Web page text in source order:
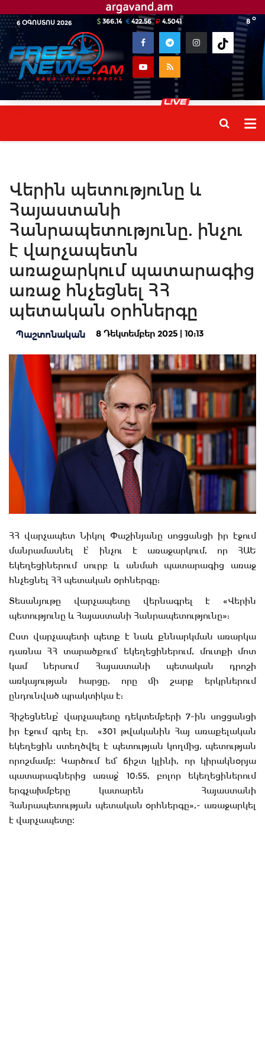
6 ՕԳՈՍՏՈՍ 2026 8 o
366.14 422.56 4.5041
Վերին պետությունը և
Հայաստանի
Հանրապետությունը. ինչու
է վարչապետն
առաջարկում պատարագից
առաջ հնչեցնել ՀՀ
պետական օրհներգը
Պաշտոնական 8 Դեկտեմբեր 2025 | 10:13
ՀՀ վարչապետ Նիկոլ Փաշինյանը սոցցանցի իր էջում
մանրամասնել է՝ ինչու է առաջարկում, որ ՀԱԵ
եկեղեցիներում սուրբ և անմահ պատարագից առաջ
հնչեցնել ՀՀ պետական օրհներգը:
Տեսանյութը վարչապետը վերնագրել է «Վերին
պետությունը և Հայաստանի Հանրապետությունը»:
Ըստ վարչապետի պետք է նաև քննարկման առարկա
դառնա ՀՀ տարածքում՝ եկեղեցիներում, մուտքի մոտ
կամ ներսում Հայաստանի պետական դրոշի
առկայության հարցը, որը մի շարք երկրներում
ընդունված պրակտիկա է:
Հիշեցնենք՝ վարչապետը դեկտեմբերի 7-ին սոցցանցի
իր էջում գրել էր. «301 թվականին Հայ առաքելական
եկեղեցին ստեղծվել է պետության կողմից, պետության
որոշմամբ։ Կարծում եմ՝ ճիշտ կլինի, որ կիրակնօրյա
պատարագներից առաջ՝ 10:55, բոլոր եկեղեցիներում
երգչախմբերը կատարեն Հայաստանի
Հանրապետության պետական օրհներգը»,- առաջարկել
է վարչապետը։